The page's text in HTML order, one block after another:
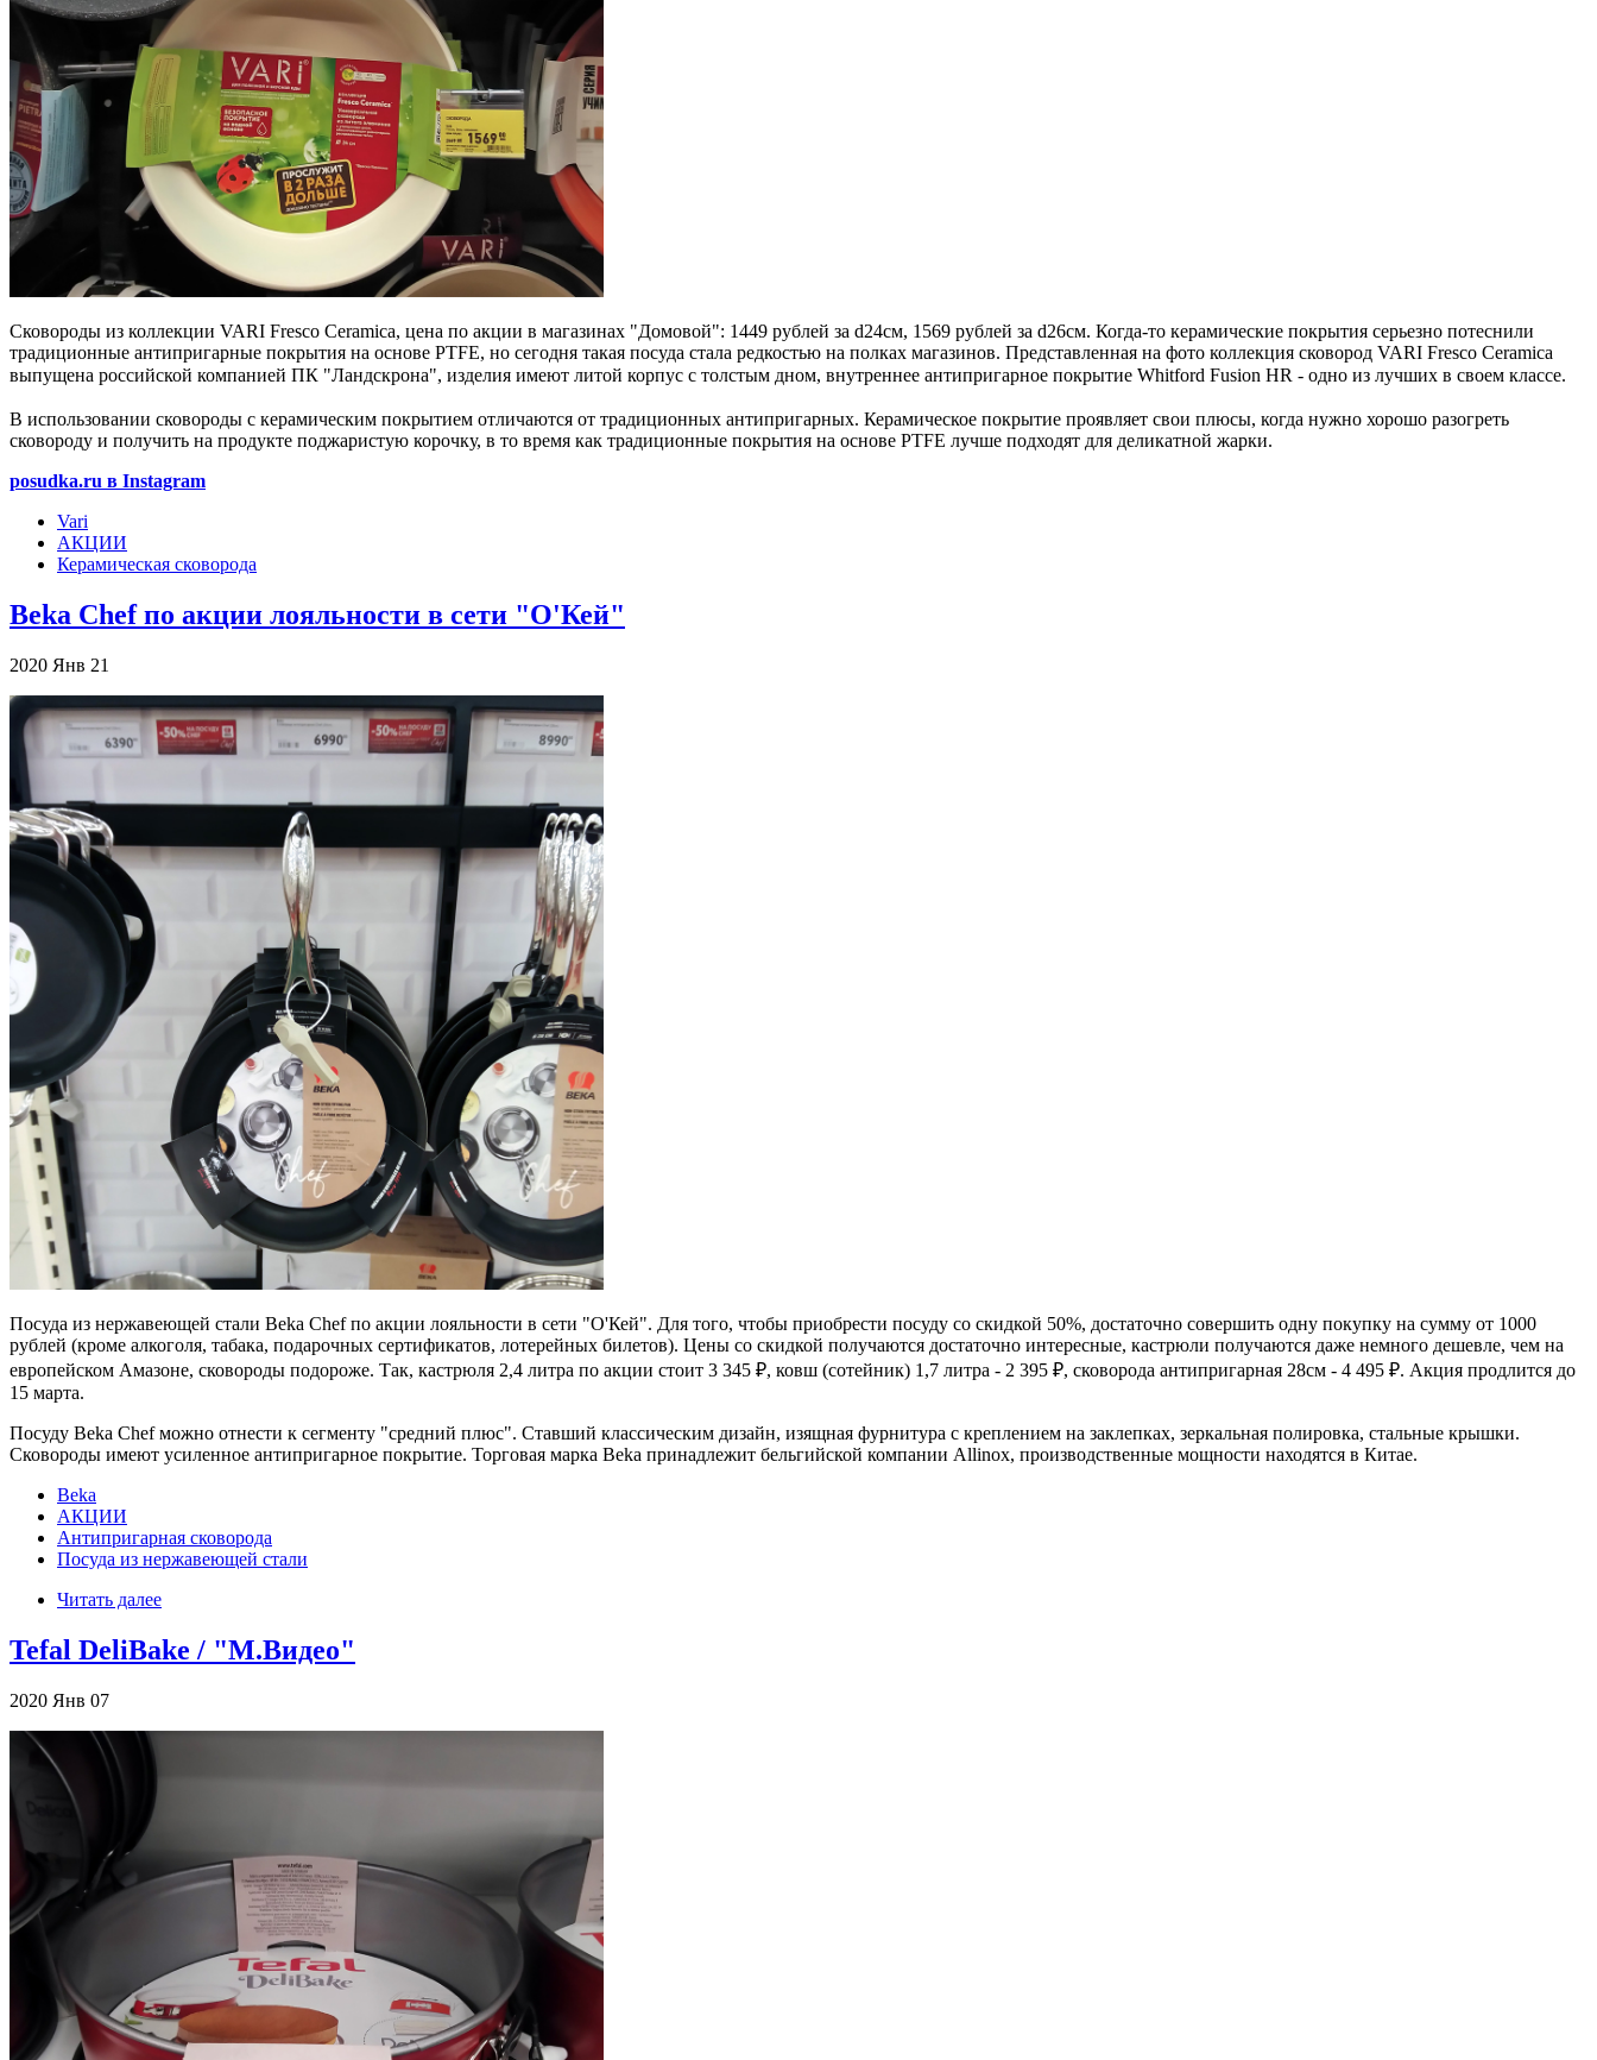
Сковороды из коллекции VARI Fresco Ceramica, цена по акции в магазинах "Домовой": 1449 рублей за d24см, 1569 рублей за d26см. Когда-то керамические покрытия серьезно потеснили
традиционные антипригарные покрытия на основе PTFE, но сегодня такая посуда стала редкостью на полках магазинов. Представленная на фото коллекция сковород VARI Fresco Ceramica
выпущена российской компанией ПК "Ландскрона", изделия имеют литой корпус с толстым дном, внутреннее антипригарное покрытие Whitford Fusion HR - одно из лучших в своем классе. ⠀
В использовании сковороды с керамическим покрытием отличаются от традиционных антипригарных. Керамическое покрытие проявляет свои плюсы, когда нужно хорошо разогреть
сковороду и получить на продукте поджаристую корочку, в то время как традиционные покрытия на основе PTFE лучше подходят для деликатной жарки.
posudka.ru в Instagram
Vari
АКЦИИ
Керамическая сковорода
Beka Сhef по акции лояльности в сети "О'Кей"
2020 Янв 21
Посуда из нержавеющей стали Beka Сhef по акции лояльности в сети "О'Кей". Для того, чтобы приобрести посуду со скидкой 50%, достаточно совершить одну покупку на сумму от 1000
рублей (кроме алкоголя, табака, подарочных сертификатов, лотерейных билетов). Цены со скидкой получаются достаточно интересные, кастрюли получаются даже немного дешевле, чем на
европейском Амазоне, сковороды подороже. Так, кастрюля 2,4 литра по акции стоит 3 345 ₽, ковш (сотейник) 1,7 литра - 2 395 ₽, сковорода антипригарная 28см - 4 495 ₽. Акция продлится до
15 марта.
Посуду Beka Сhef можно отнести к сегменту "средний плюс". Ставший классическим дизайн, изящная фурнитура с креплением на заклепках, зеркальная полировка, стальные крышки.
Сковороды имеют усиленное антипригарное покрытие. Торговая марка Beka принадлежит бельгийской компании Allinox, производственные мощности находятся в Китае.
Beka
АКЦИИ
Антипригарная сковорода
Посуда из нержавеющей стали
Читать далее
Tefal DeliBake / "М.Видео"
2020 Янв 07